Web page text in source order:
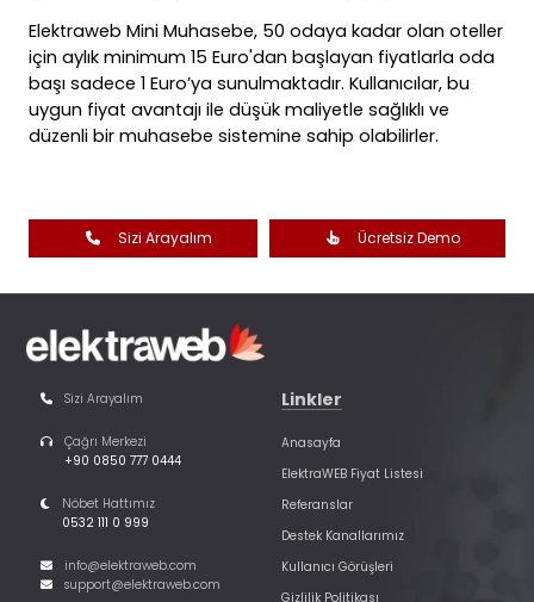
Elektraweb Mini Muhasebe, 50 odaya kadar olan oteller
için aylık minimum 15 Euro'dan başlayan fiyatlarla oda
başı sadece 1 Euro’ya sunulmaktadır. Kullanıcılar, bu
uygun fiyat avantajı ile düşük maliyetle sağlıklı ve
düzenli bir muhasebe sistemine sahip olabilirler.
Sizi Arayalım Ücretsiz Demo
Sizi Arayalım
Çağrı Merkezi
+90 0850 777 0444
Nöbet Hattımız
0532 111 0 999
info@elektraweb.com
support@elektraweb.com
Linkler
Anasayfa
ElektraWEB Fiyat Listesi
Referanslar
Destek Kanallarımız
Kullanıcı Görüşleri
Gizlilik Politikası